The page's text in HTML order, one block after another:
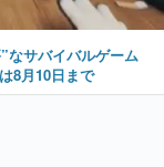
なサバイバルゲーム
8月10日まで